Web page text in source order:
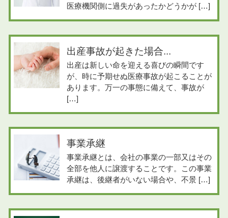
医療機関側に過失があったかどうかが […]
出産事故が起きた場合...
出産は新しい命を迎える喜びの瞬間です
が、時に予期せぬ医療事故が起こることが
あります。万一の事態に備えて、事故が
[…]
事業承継
事業承継とは、会社の事業の一部又はその
全部を他人に譲渡することです。この事業
承継は、後継者がいない場合や、不景 […]